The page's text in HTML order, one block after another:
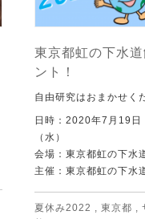
東京都虹の下水
ント！
自由研究はおまかせく
日時：2020年7月19
（水）
会場：東京都虹の下水
主催：東京都虹の下水
夏休み2022 , 東京都 ,